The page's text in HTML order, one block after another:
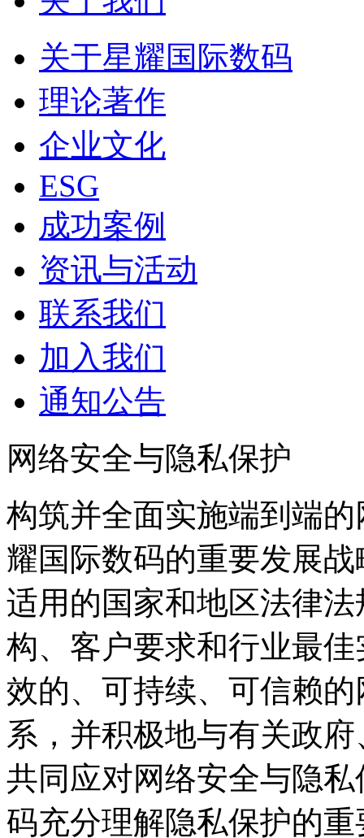
关于星耀国际数码
理论著作
企业文化
ESG
成功案例
资讯与活动
联系我们
加入我们
通知公告
网络安全与隐私保护
构筑并全面实施端到端
耀国际数码的重要发展
适用的国家和地区法律法
构、客户要求和行业最
效的、可持续、可信
系，并积极地与有关政府
共同应对网络安全与隐
码充分理解隐私保护的重要